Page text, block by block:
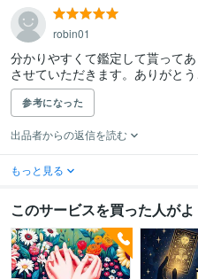
robin01
分かりやすくて鑑定して貰って
させていただきます。ありがとう
参考になった
出品者からの返信を読む
もっと見る
このサービスを買った人が